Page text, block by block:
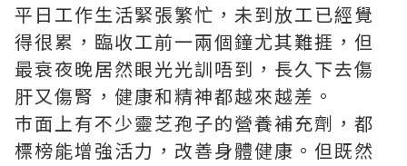
平日工作生活緊張繁忙，未到放工已經覺
得很累，臨收工前一兩個鐘尤其難捱，但
最衰夜晚居然眼光光訓唔到，長久下去傷
肝又傷腎，健康和精神都越來越差。
巿面上有不少靈芝孢子的營養補充劑，都
標榜能增強活力，改善身體健康。但既然